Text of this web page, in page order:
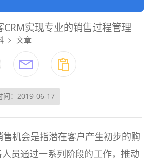
CRM实现专业的销售过程管理
文章
间：2019-06-17
售机会是指潜在客户产生初步的购
员通过一系列阶段的工作，推动